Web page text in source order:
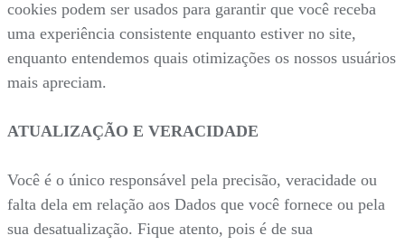
cookies podem ser usados para garantir que você receba
uma experiência consistente enquanto estiver no site,
enquanto entendemos quais otimizações os nossos usuários
mais apreciam.
ATUALIZAÇÃO E VERACIDADE
Você é o único responsável pela precisão, veracidade ou
falta dela em relação aos Dados que você fornece ou pela
sua desatualização. Fique atento, pois é de sua